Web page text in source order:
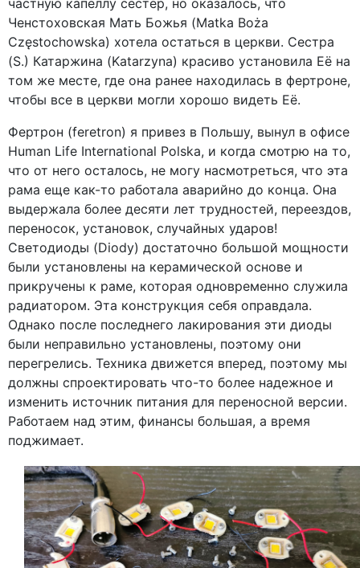
частную капеллу сестер, но оказалось, что
Ченстоховская Мать Божья (Matka Boża
Częstochowska) хотела остаться в церкви. Сестра
(S.) Катаржина (Katarzyna) красиво установила Её на
том же месте, где она ранее находилась в фертроне,
чтобы все в церкви могли хорошо видеть Её.
Фертрон (feretron) я привез в Польшу, вынул в офисе
Human Life International Polska, и когда смотрю на то,
что от него осталось, не могу насмотреться, что эта
рама еще как-то работала аварийно до конца. Она
выдержала более десяти лет трудностей, переездов,
переносок, установок, случайных ударов!
Светодиоды (Diody) достаточно большой мощности
были установлены на керамической основе и
прикручены к раме, которая одновременно служила
радиатором. Эта конструкция себя оправдала.
Однако после последнего лакирования эти диоды
были неправильно установлены, поэтому они
перегрелись. Техника движется вперед, поэтому мы
должны спроектировать что-то более надежное и
изменить источник питания для переносной версии.
Работаем над этим, финансы большая, а время
поджимает.